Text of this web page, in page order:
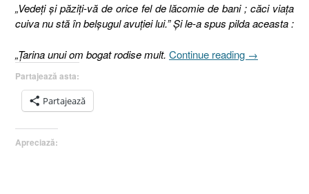
„Vedeţi şi păziţi-vă de orice fel de lăcomie de bani ; căci viaţa
cuiva nu stă în belşugul avuţiei lui.” Şi le-a spus pilda aceasta :
„Ţarina unui om bogat rodise mult. Continue reading „Pilda
→
Partajează asta:
Partajează
Apreciază: